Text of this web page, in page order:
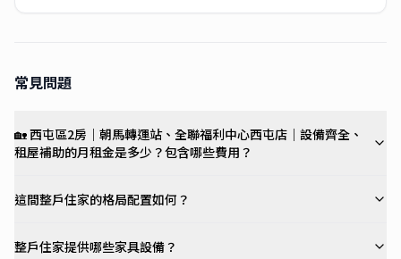
常見問題
🏡 西屯區2房｜朝馬轉運站、全聯福利中心西屯店｜設備齊全、
租屋補助的月租金是多少？包含哪些費用？
這間整戶住家的格局配置如何？
整戶住家提供哪些家具設備？